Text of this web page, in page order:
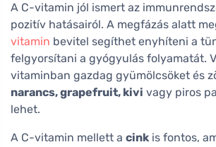
A C-vitamin jól ismert az
pozitív hatásairól. A megfázás alatt
vitamin bevitel segíthet enyhíteni a
felgyorsítani a gyógyulás folyamatát.
vitaminban gazdag gyümölcsöket és
narancs, grapefruit, kivi vagy piros
lehet.
A C-vitamin mellett a cink is fontos,